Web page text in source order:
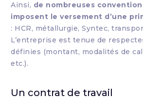
Ainsi, de nombreuses
imposent le versement d’une
: HCR, métallurgie, Syntec,
L’entreprise est tenue de
définies (montant, modalités de
etc.).
Un contrat de travail